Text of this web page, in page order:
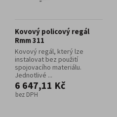
Kovový policový regál
Rmm 311
Kovový regál, který lze
instalovat bez použití
spojovacího materiálu.
Jednotlivé ...
6 647,11 Kč
bez DPH